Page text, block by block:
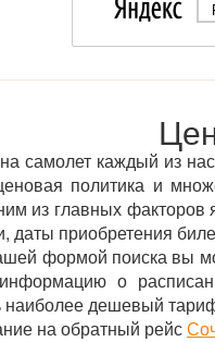
самолет каждый из
политика и
из главных факторов
приобретения
формой поиска вы
о
наиболее дешевый
на обратный рейс